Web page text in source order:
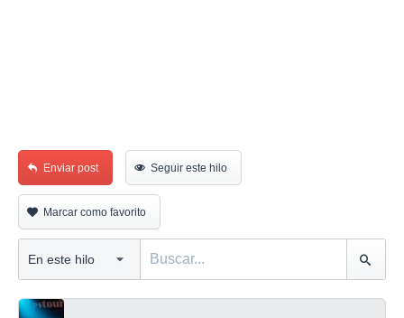
Enviar post Seguir este hilo
Marcar como favorito